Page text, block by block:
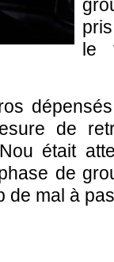
le
de
était
de
de mal à